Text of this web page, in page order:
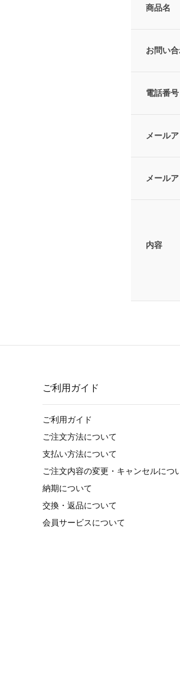
商品名
お問い
電話番号
メール
メール
内容
ご利用ガイド
ご利用ガイド
ご注文方法について
支払い方法について
ご注文内容の変更・キャンセルにつ
納期について
交換・返品について
会員サービスについて